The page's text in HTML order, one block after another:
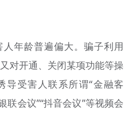
年龄普遍偏大。骗子利用
对开通、关闭某项功能等操
导受害人联系所谓“金融客
联会议”“抖音会议”等视频会